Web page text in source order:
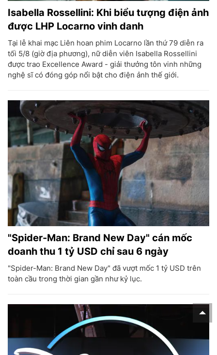
Isabella Rossellini: Khi biểu tượng điện ảnh
được LHP Locarno vinh danh
Tại lễ khai mạc Liên hoan phim Locarno lần thứ 79 diễn ra
tối 5/8 (giờ địa phương), nữ diễn viên Isabella Rossellini
được trao Excellence Award - giải thưởng tôn vinh những
nghệ sĩ có đóng góp nổi bật cho điện ảnh thế giới.
"Spider-Man: Brand New Day" cán mốc
doanh thu 1 tỷ USD chỉ sau 6 ngày
"Spider-Man: Brand New Day" đã vượt mốc 1 tỷ USD trên
toàn cầu trong thời gian gần như kỷ lục.